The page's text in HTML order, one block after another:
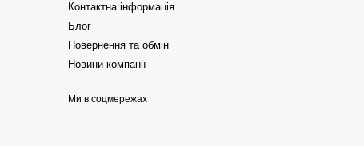
Контактна інформація
Блог
Повернення та обмін
Новини компанії
Ми в соцмережах